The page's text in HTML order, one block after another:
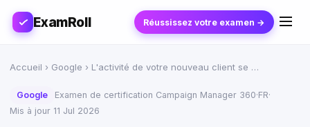
ExamRoll Réussissez votre examen →
Accueil › Google › L'activité de votre nouveau client se …
Google Examen de certification Campaign Manager 360·FR·
Mis à jour 11 Jul 2026